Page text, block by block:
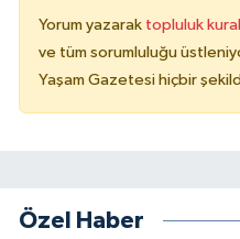
Yorum yazarak topluluk
ve tüm sorumluluğu
Yaşam Gazetesi hiçbir
Özel Haber